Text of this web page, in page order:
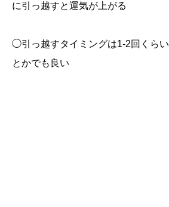
に引っ越すと運気が上がる
◯引っ越すタイミングは1-2回くら
とかでも良い